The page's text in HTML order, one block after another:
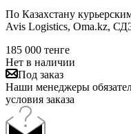
По Казахстану
Avis Logistics, Oma.kz,
185 000 тенге
Нет в наличии
Под заказ
Наши менеджеры
условия заказа